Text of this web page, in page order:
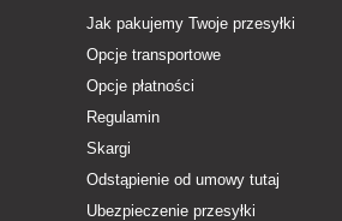
Jak pakujemy Twoje przesyłki
Opcje transportowe
Opcje płatności
Regulamin
Skargi
Odstąpienie od umowy tutaj
Ubezpieczenie przesyłki